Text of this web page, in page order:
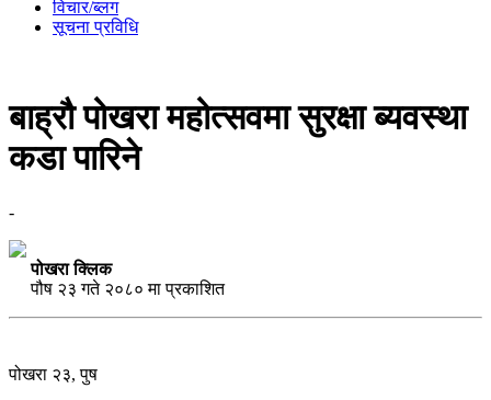
विचार/ब्लग
सूचना प्रविधि
बाह्रौ पोखरा महोत्सवमा सुरक्षा ब्यवस्था
कडा पारिने
-
पोखरा क्लिक
पौष २३ गते २०८० मा प्रकाशित
पोखरा २३, पुष